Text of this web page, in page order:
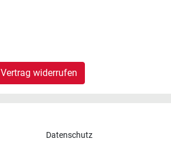
Vertrag widerrufen
Datenschutz